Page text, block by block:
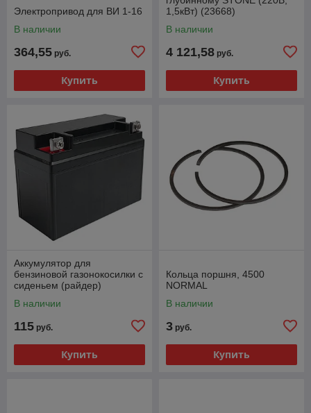
Электропривод для ВИ 1-16
В наличии
364,55 руб.
Купить
1,5кВт) (23668)
В наличии
4 121,58 руб.
Купить
Аккумулятор для
бензиновой газонокосилки с
сиденьем (райдер)
В наличии
115 руб.
Купить
Кольца поршня, 4500
NORMAL
В наличии
3 руб.
Купить